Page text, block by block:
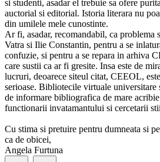
si studenti, asadar el trebuie sa ofere
auctorial si editorial. Istoria literara nu
din umilele mele cunostinte.
Ar fi, asadar, recomandabil, ca problema
Vatra si Ilie Constantin, pentru a se
confuzie, si pentru a se repara in arhiva
care sustii ca ar fi gresite. Insa este de
lucruri, deoarece siteul citat, CEEOL,
serioase. Bibliotecile virtuale universitare
de informare bibliografica de mare acribie
functionarii invatamantului si cercetarii
Cu stima si pretuire pentru dumneata si
ca de obicei,
Angela Furtuna